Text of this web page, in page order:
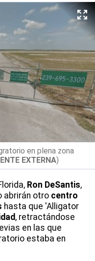
en plena zona
EXTERNA)
Ron DeSantis,
abrirán otro centro
hasta que 'Alligator
, retractándose
en las que
estaba en